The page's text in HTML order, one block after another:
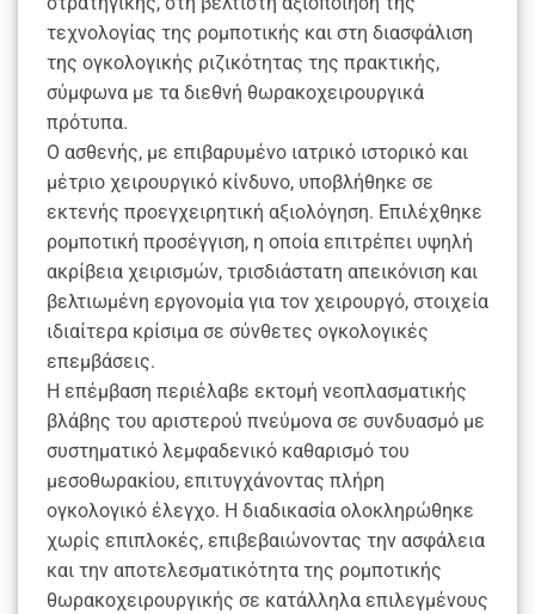
τεχνολογίας της ρομποτικής και στη διασφάλιση
της ογκολογικής ριζικότητας της πρακτικής,
σύμφωνα με τα διεθνή θωρακοχειρουργικά
πρότυπα.
Ο ασθενής, με επιβαρυμένο ιατρικό ιστορικό και
μέτριο χειρουργικό κίνδυνο, υποβλήθηκε σε
εκτενής προεγχειρητική αξιολόγηση. Επιλέχθηκε
ρομποτική προσέγγιση, η οποία επιτρέπει υψηλή
ακρίβεια χειρισμών, τρισδιάστατη απεικόνιση και
βελτιωμένη εργονομία για τον χειρουργό, στοιχεία
ιδιαίτερα κρίσιμα σε σύνθετες ογκολογικές
επεμβάσεις.
Η επέμβαση περιέλαβε εκτομή νεοπλασματικής
βλάβης του αριστερού πνεύμονα σε συνδυασμό με
συστηματικό λεμφαδενικό καθαρισμό του
μεσοθωρακίου, επιτυγχάνοντας πλήρη
ογκολογικό έλεγχο. Η διαδικασία ολοκληρώθηκε
χωρίς επιπλοκές, επιβεβαιώνοντας την ασφάλεια
και την αποτελεσματικότητα της ρομποτικής
θωρακοχειρουργικής σε κατάλληλα επιλεγμένους